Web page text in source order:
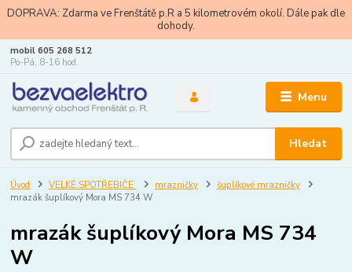
DOPRAVA: Zdarma ve Frenštátě p.R a 5 kilometrovém okolí. Dále pak dle
dohody.
Menu
Hledat
mobil 605 268 512
Po-Pá, 8-16 hod.
Úvod VELKÉ SPOTŘEBIČE mrazničky
šuplíkové mrazničky
mrazák šuplíkový Mora MS 734 W
mrazák šuplíkový Mora MS 734
W